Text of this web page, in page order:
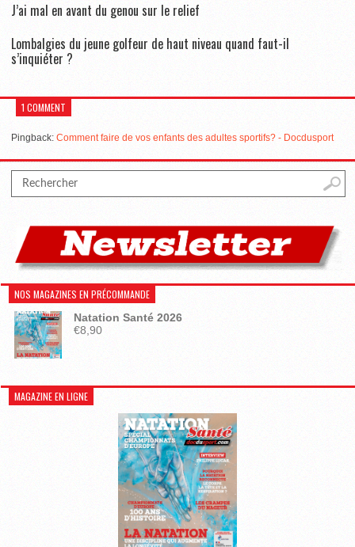
J’ai mal en avant du genou sur le relief
Lombalgies du jeune golfeur de haut niveau quand faut-il
s’inquiéter ?
1 COMMENT
Pingback: Comment faire de vos enfants des adultes sportifs? - Docdusport
NOS MAGAZINES EN PRÉCOMMANDE
Natation Santé 2026
€8,90
MAGAZINE EN LIGNE